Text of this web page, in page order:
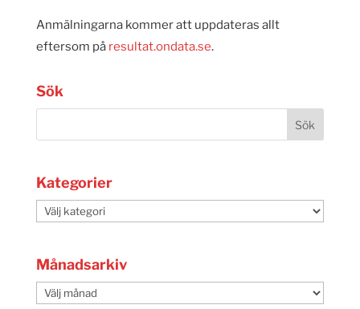
Anmälningarna kommer att uppdateras allt
eftersom på resultat.ondata.se.
Sök
Kategorier
Kategorier
Månadsarkiv
Månadsarkiv